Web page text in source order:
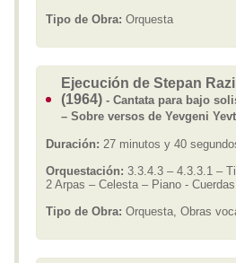
Tipo de Obra: Orquesta
Ejecución de Stepan
(1964) - Cantata para bajo
– Sobre versos de Yevgeni
Duración: 27 minutos y 40
Orquestación: 3.3.4.3 – 4.3.3.1 –
2 Arpas – Celesta – Piano -
Tipo de Obra: Orquesta, Obras